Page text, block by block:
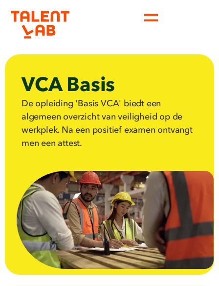
VCA Basis
De opleiding 'Basis VCA' biedt een
algemeen overzicht van veiligheid op de
werkplek. Na een positief examen ontvangt
men een attest.